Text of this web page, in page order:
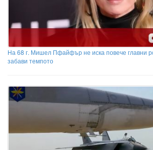
На 68 г. Мишел Пфайфър не иска повече главни
забави темпото